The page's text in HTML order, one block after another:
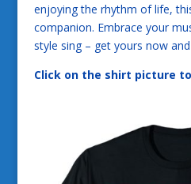
enjoying the rhythm of life,
companion. Embrace your
style sing – get yours now
Click on the shirt picture